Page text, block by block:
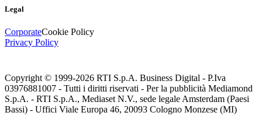
Legal
CorporateCookie Policy
Privacy Policy
Copyright © 1999-2026 RTI S.p.A. Business Digital - P.Iva
03976881007 - Tutti i diritti riservati - Per la pubblicità Mediamond
S.p.A. - RTI S.p.A., Mediaset N.V., sede legale Amsterdam (Paesi
Bassi) - Uffici Viale Europa 46, 20093 Cologno Monzese (MI)